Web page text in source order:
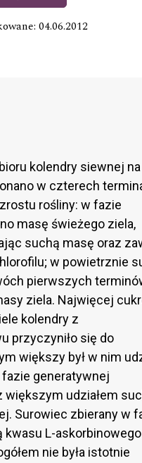
04.06.2012
kolendry siewnej
w czterech
rośliny: w fazie
masę świeżego ziela,
suchą masę oraz
w powietrznie
pierwszych
ziela. Najwięcej
kolendry z
przyczyniło się do
większy był w nim
generatywnej
większym udziałem
Surowiec zbierany w
L-
nie była istotnie